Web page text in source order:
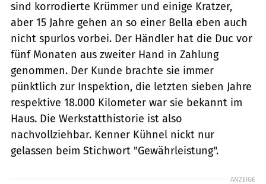
sind korrodierte Krümmer und einige Kratzer,
aber 15 Jahre gehen an so einer Bella eben auch
nicht spurlos vorbei. Der Händler hat die Duc vor
fünf Monaten aus zweiter Hand in Zahlung
genommen. Der Kunde brachte sie immer
pünktlich zur Inspektion, die letzten sieben Jahre
respektive 18.000 Kilometer war sie bekannt im
Haus. Die Werkstatthistorie ist also
nachvollziehbar. Kenner Kühnel nickt nur
gelassen beim Stichwort "Gewährleistung".
ANZEIGE